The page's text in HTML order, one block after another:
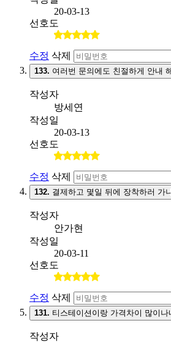
20-03-13
선호도
수정 삭제
133. 여러번 문의에도 친절하게 안내
작성자
방세연
작성일
20-03-13
선호도
수정 삭제
132.
작성자
안가현
작성일
20-03-11
선호도
수정 삭제
131. 티스테이션이랑 가격차이 많이
작성자